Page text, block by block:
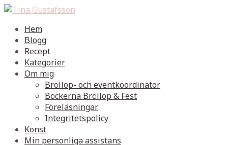
Hem
Blogg
Recept
Kategorier
Om mig
Bröllop- och eventkoordinator
Böckerna Bröllop & Fest
Föreläsningar
Integritetspolicy
Konst
Min personliga assistans